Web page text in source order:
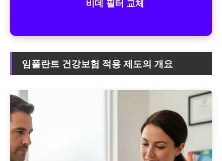
비데 필터 교체
임플란트 건강보험 적용 제도의 개요